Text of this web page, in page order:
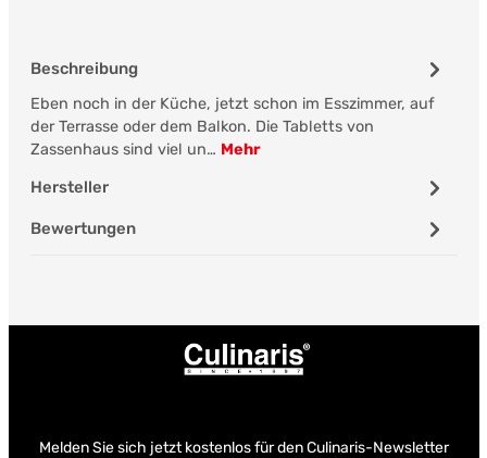
Beschreibung
Eben noch in der Küche, jetzt schon im Esszimmer, auf
der Terrasse oder dem Balkon. Die Tabletts von
Zassenhaus sind viel un… Mehr
Hersteller
Bewertungen
Melden Sie sich jetzt kostenlos für den Culinaris-Newsletter